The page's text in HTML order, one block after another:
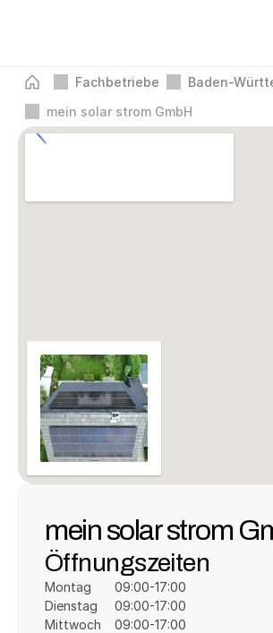
Fachbetriebe
Baden-
mein solar strom GmbH
mein solar strom
Öffnungszeiten
Montag
Dienstag
Mittwoch
09:00-17:00
09:00-17:00
09:00-17:00